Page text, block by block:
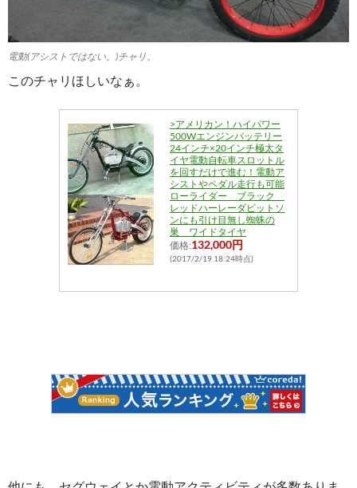
電動(アシストではない。)チャリ。
このチャリほしいなぁ。
>アメリカン！ハイパワー
500Wエンジンバッテリー
24インチ×20インチ極太タ
イヤ電動自転車スロットル
を回すだけで進む！電動ア
シストやペダル走行も可能
ローライダー ブラック
レッドハーレーダビットソ
ンにも引け目無し蜘蛛の
巣 ワイドタイヤ
価格:132,000円
(2017/2/19 18:24時点)